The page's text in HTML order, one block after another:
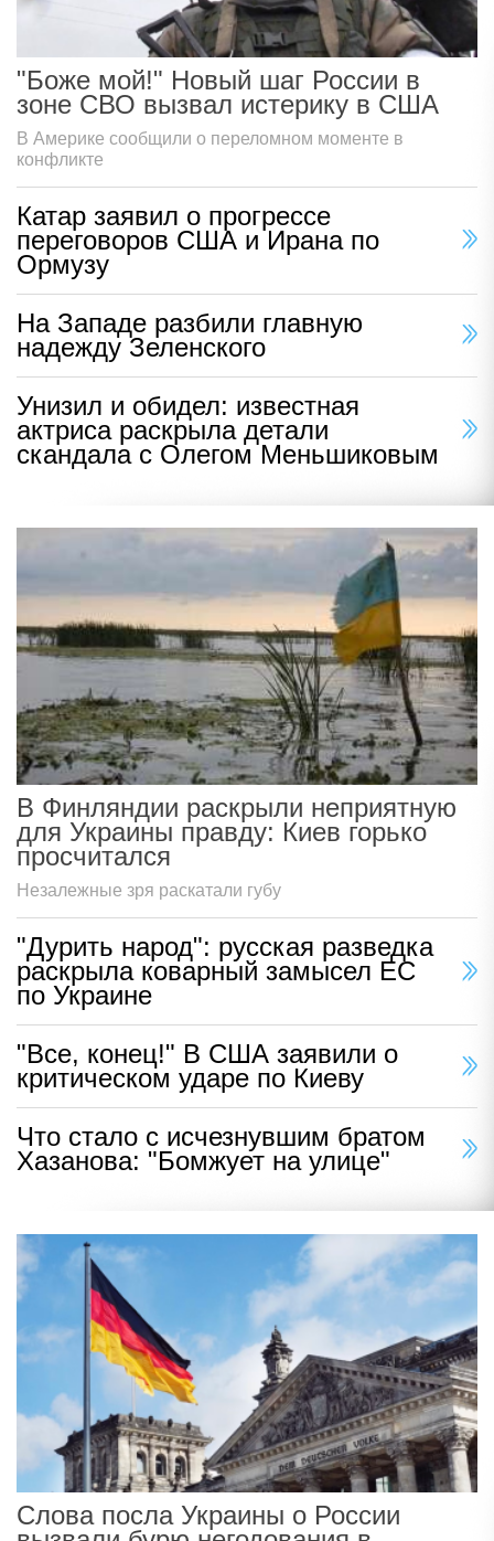
"Боже мой!" Новый шаг России в
зоне СВО вызвал истерику в США
В Америке сообщили о переломном моменте в
конфликте
Катар заявил о прогрессе
переговоров США и Ирана по
Ормузу
На Западе разбили главную
надежду Зеленского
Унизил и обидел: известная
актриса раскрыла детали
скандала с Олегом Меньшиковым
В Финляндии раскрыли неприятную
для Украины правду: Киев горько
просчитался
Незалежные зря раскатали губу
"Дурить народ": русская разведка
раскрыла коварный замысел ЕС
по Украине
"Все, конец!" В США заявили о
критическом ударе по Киеву
Что стало с исчезнувшим братом
Хазанова: "Бомжует на улице"
Слова посла Украины о России